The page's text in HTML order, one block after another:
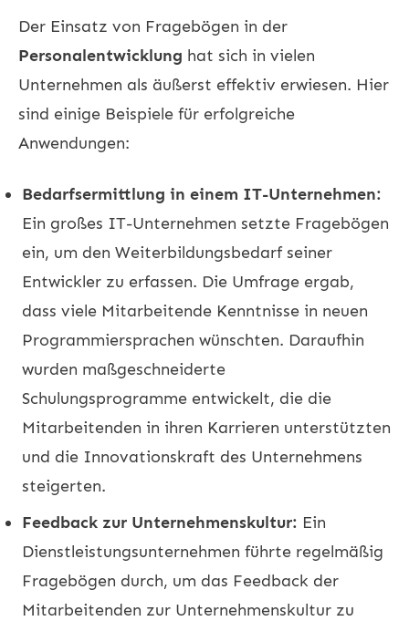
Der Einsatz von Fragebögen in der
Personalentwicklung hat sich in vielen
Unternehmen als äußerst effektiv erwiesen. Hier
sind einige Beispiele für erfolgreiche
Anwendungen:
Bedarfsermittlung in einem IT-Unternehmen:
Ein großes IT-Unternehmen setzte Fragebögen
ein, um den Weiterbildungsbedarf seiner
Entwickler zu erfassen. Die Umfrage ergab,
dass viele Mitarbeitende Kenntnisse in neuen
Programmiersprachen wünschten. Daraufhin
wurden maßgeschneiderte
Schulungsprogramme entwickelt, die die
Mitarbeitenden in ihren Karrieren unterstützten
und die Innovationskraft des Unternehmens
steigerten.
Feedback zur Unternehmenskultur: Ein
Dienstleistungsunternehmen führte regelmäßig
Fragebögen durch, um das Feedback der
Mitarbeitenden zur Unternehmenskultur zu